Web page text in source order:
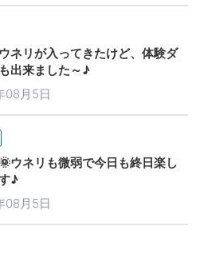
ネリが入ってきたけど、体験ダ
出来ました～♪
08月5日
ウネリも微弱で今日も終日楽し
♪
08月5日